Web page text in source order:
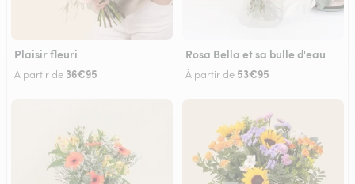
Plaisir fleuri
À partir de 36€95
Rosa Bella et sa bulle d'eau
À partir de 53€95